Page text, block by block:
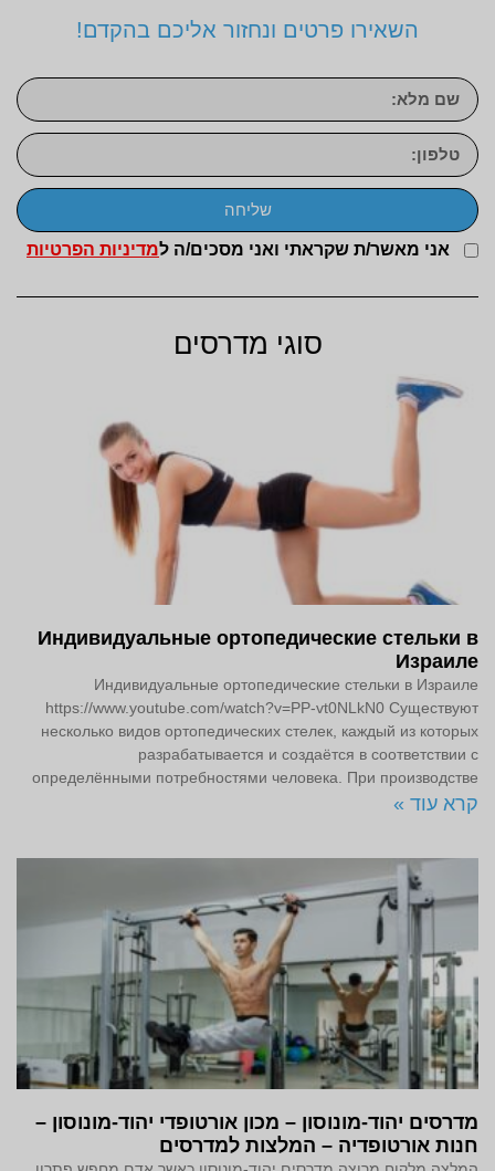
השאירו פרטים ונחזור אליכם בהקדם!
אני מאשר/ת שקראתי ואני מסכים/ה למדיניות הפרטיות
שליחה
סוגי מדרסים
Индивидуальные ортопедические стельки в
Израиле
Индивидуальные ортопедические стельки в Израиле
https://www.youtube.com/watch?v=PP-vt0NLkN0 Существуют
несколько видов ортопедических стелек, каждый из которых
разрабатывается и создаётся в соответствии с
определёнными потребностями человека. При производстве
קרא עוד »
מדרסים יהוד-מונוסון – מכון אורטופדי יהוד-מונוסון –
חנות אורטופדיה – המלצות למדרסים